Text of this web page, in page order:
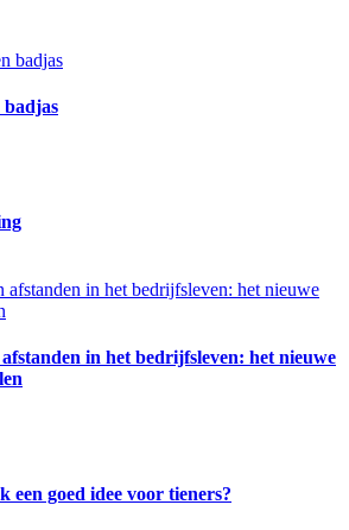
badjas
in het bedrijfsleven: het nieuwe
een goed idee voor tieners?